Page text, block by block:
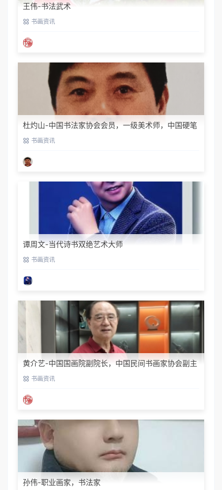
王伟-书法武术
书画资讯
杜灼山-中国书法家协会会员，一级美术师，中国硬笔
书法家协会会员
书画资讯
谭周文-当代诗书双绝艺术大师
书画资讯
黄介艺-中国国画院副院长，中国民间书画家协会副主
席 书画资讯
孙伟-职业画家，书法家